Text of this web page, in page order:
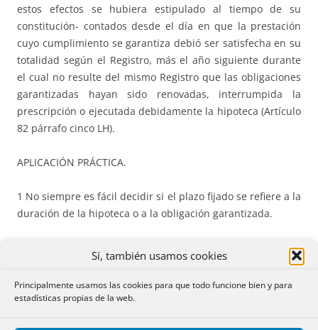
Sí, también usamos cookies
Principalmente usamos las cookies para que todo funcione bien y para
estadísticas propias de la web.
estos efectos se hubiera estipulado al tiempo de su
constitución- contados desde el día en que la prestación
cuyo cumplimiento se garantiza debió ser satisfecha en su
totalidad según el Registro, más el año siguiente durante
el cual no resulte del mismo Registro que las obligaciones
garantizadas hayan sido renovadas, interrumpida la
prescripción o ejecutada debidamente la hipoteca (Artículo
82 párrafo cinco LH).
APLICACIÓN PRÁCTICA.
1 No siempre es fácil decidir si el plazo fijado se refiere a la
duración de la hipoteca o a la obligación garantizada.
Cuando la hipoteca nace sujeta a plazo, cumplido el mismo
se extingue el derecho real.
Si el plazo se refiere a la obligación, cumplido el mismo la